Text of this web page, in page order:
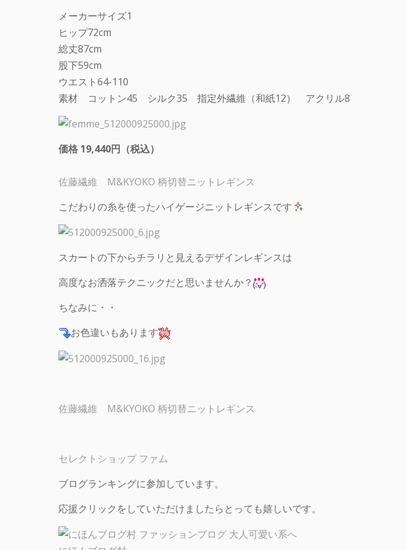
メーカーサイズ1
ヒップ72cm
総丈87cm
股下59cm
ウエスト64-110
素材 コットン45 シルク35 指定外繊維（和紙12） アクリル8
価格 19,440円（税込）
佐藤繊維 M&KYOKO 柄切替ニットレギンス
こだわりの糸を使ったハイゲージニットレギンスです
スカートの下からチラリと見えるデザインレギンスは
高度なお洒落テクニックだと思いませんか？
ちなみに・・
お色違いもあります
佐藤繊維 M&KYOKO 柄切替ニットレギンス
セレクトショップ ファム
ブログランキングに参加しています。
応援クリックをしていただけましたらとっても嬉しいです。